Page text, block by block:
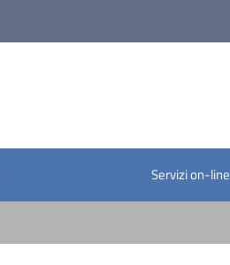
Servizi on-line